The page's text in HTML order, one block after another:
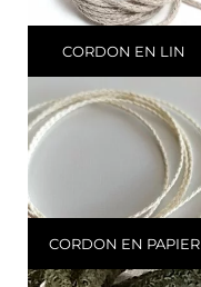
CORDON EN LIN
CORDON EN PAPIER